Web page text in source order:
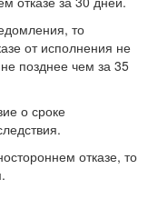
то
от исполнения не
позднее чем за 35
о сроке
отказе, то